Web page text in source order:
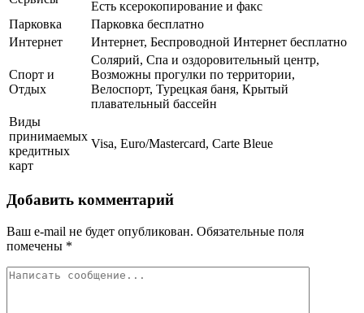
Есть ксерокопирование и факс
Парковка
Парковка бесплатно
Интернет
Интернет, Беспроводной Интернет бесплатно
Спорт и
Отдых
Солярий, Спа и оздоровительный центр,
Возможны прогулки по территории,
Велоспорт, Турецкая баня, Крытый
плавательный бассейн
Виды
принимаемых
кредитных
карт
Visa, Euro/Mastercard, Carte Bleue
Добавить комментарий
Ваш e-mail не будет опубликован. Обязательные поля
помечены *